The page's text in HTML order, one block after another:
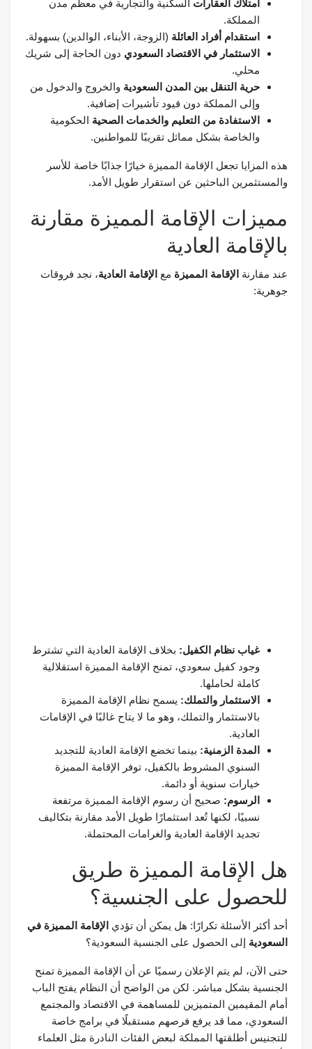
امتلاك العقارات السكنية والتجارية في معظم مدن
المملكة.
استقدام أفراد العائلة (الزوجة، الأبناء، الوالدين) بسهولة.
الاستثمار في الاقتصاد السعودي دون الحاجة إلى شريك
محلي.
حرية التنقل بين المدن السعودية والخروج والدخول من
وإلى المملكة دون قيود تأشيرات إضافية.
الاستفادة من التعليم والخدمات الصحية الحكومية
والخاصة بشكل مماثل تقريبًا للمواطنين.
هذه المزايا تجعل الإقامة المميزة خيارًا جذابًا خاصة للأسر
والمستثمرين الباحثين عن استقرار طويل الأمد.
مميزات الإقامة المميزة مقارنة
بالإقامة العادية
عند مقارنة الإقامة المميزة مع الإقامة العادية، نجد فروقات
جوهرية:
غياب نظام الكفيل: بخلاف الإقامة العادية التي تشترط
وجود كفيل سعودي، تمنح الإقامة المميزة استقلالية
كاملة لحاملها.
الاستثمار والتملك: يسمح نظام الإقامة المميزة
بالاستثمار والتملك، وهو ما لا يتاح غالبًا في الإقامات
العادية.
المدة الزمنية: بينما تخضع الإقامة العادية للتجديد
السنوي المشروط بالكفيل، توفر الإقامة المميزة
خيارات سنوية أو دائمة.
الرسوم: صحيح أن رسوم الإقامة المميزة مرتفعة
نسبيًا، لكنها تُعد استثمارًا طويل الأمد مقارنة بتكاليف
تجديد الإقامة العادية والغرامات المحتملة.
هل الإقامة المميزة طريق
للحصول على الجنسية؟
أحد أكثر الأسئلة تكرارًا: هل يمكن أن تؤدي الإقامة المميزة في
السعودية إلى الحصول على الجنسية السعودية؟
حتى الآن، لم يتم الإعلان رسميًا عن أن الإقامة المميزة تمنح
الجنسية بشكل مباشر. لكن من الواضح أن النظام يفتح الباب
أمام المقيمين المتميزين للمساهمة في الاقتصاد والمجتمع
السعودي، مما قد يرفع فرصهم مستقبلًا في برامج خاصة
للتجنيس أطلقتها المملكة لبعض الفئات النادرة مثل العلماء